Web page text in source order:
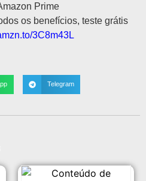
Prime
os benefícios, teste grátis
3C8m43L
Telegram